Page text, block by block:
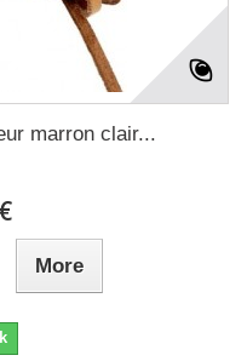
marron clair...
More